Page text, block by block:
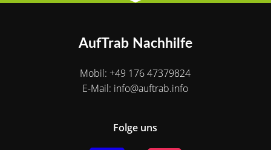
AufTrab Nachhilfe
Mobil: +49 176 47379824
E-Mail: info@auftrab.info
Folge uns